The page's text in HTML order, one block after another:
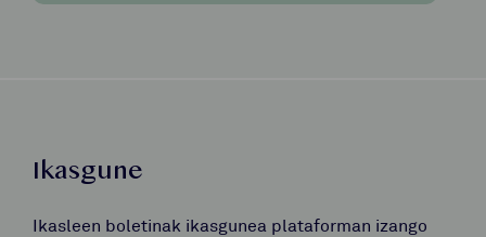
Ikasgune
Ikasleen boletinak ikasgunea plataforman izango